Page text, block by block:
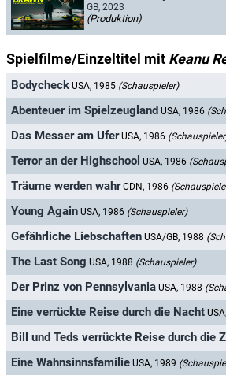
GB, 2023
(Produktion)
Spielfilme/Einzeltitel mit Keanu
Bodycheck USA, 1985 (Schauspieler)
Abenteuer im Spielzeugland USA, 1986
Das Messer am Ufer USA, 1986
Terror an der Highschool USA, 1986
Träume werden wahr CDN, 1986
Young Again USA, 1986 (Schauspieler)
Gefährliche Liebschaften USA/GB, 1988
The Last Song USA, 1988 (Schauspieler)
Der Prinz von Pennsylvania USA, 1988
Eine verrückte Reise durch die Nacht
Bill und Teds verrückte Reise durch die
Eine Wahnsinnsfamilie USA, 1989